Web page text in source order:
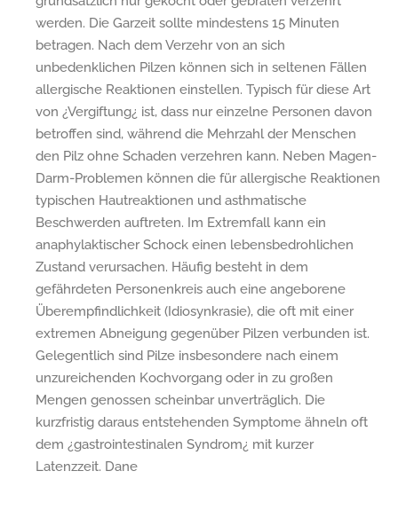
werden. Die Garzeit sollte mindestens 15 Minuten
betragen. Nach dem Verzehr von an sich
unbedenklichen Pilzen können sich in seltenen Fällen
allergische Reaktionen einstellen. Typisch für diese Art
von ¿Vergiftung¿ ist, dass nur einzelne Personen davon
betroffen sind, während die Mehrzahl der Menschen
den Pilz ohne Schaden verzehren kann. Neben Magen-
Darm-Problemen können die für allergische Reaktionen
typischen Hautreaktionen und asthmatische
Beschwerden auftreten. Im Extremfall kann ein
anaphylaktischer Schock einen lebensbedrohlichen
Zustand verursachen. Häufig besteht in dem
gefährdeten Personenkreis auch eine angeborene
Überempfindlichkeit (Idiosynkrasie), die oft mit einer
extremen Abneigung gegenüber Pilzen verbunden ist.
Gelegentlich sind Pilze insbesondere nach einem
unzureichenden Kochvorgang oder in zu großen
Mengen genossen scheinbar unverträglich. Die
kurzfristig daraus entstehenden Symptome ähneln oft
dem ¿gastrointestinalen Syndrom¿ mit kurzer
Latenzzeit. Dane